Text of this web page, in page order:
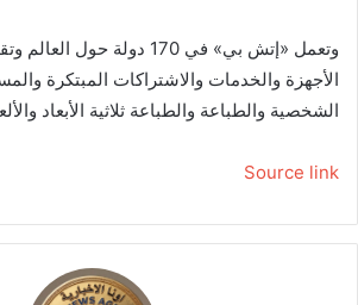
وتعمل «إتش بي» في 170 دولة
الأجهزة والخدمات والاشتراكات المبتكرة
الشخصية والطباعة والطباعة ثلاثية الأبعاد
Source link